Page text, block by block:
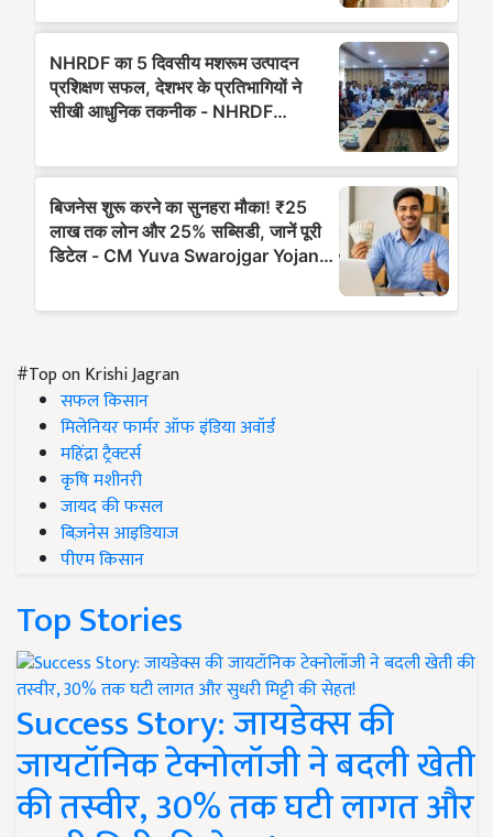
#Top on Krishi Jagran
सफल किसान
मिलेनियर फार्मर ऑफ इंडिया अवॉर्ड
महिंद्रा ट्रैक्टर्स
कृषि मशीनरी
जायद की फसल
बिज़नेस आइडियाज
पीएम किसान
Top Stories
Success Story: जायडेक्स की
जायटॉनिक टेक्नोलॉजी ने बदली खेती
की तस्वीर, 30% तक घटी लागत और